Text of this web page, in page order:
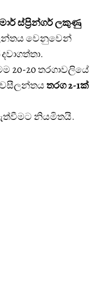
ස්ප්‍රින්ගර් ලකුණු
වෙනුවෙන්
දවාගත්තා.
20 තරගාවලියේ
තරග 2-1ක්
නියමිතයි.